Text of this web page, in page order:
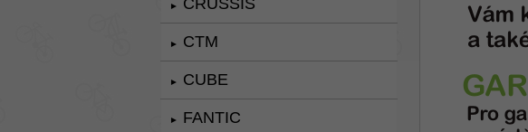
►
► CTM
► CUBE
► FANTIC